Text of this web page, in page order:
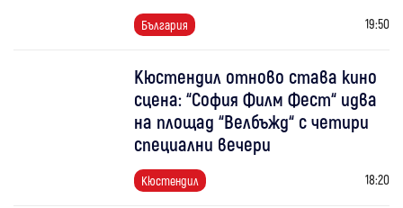
България 19:50
Кюстендил отново става кино
сцена: “София Филм Фест“ идва
на площад “Велбъжд“ с четири
специални вечери
Кюстендил 18:20